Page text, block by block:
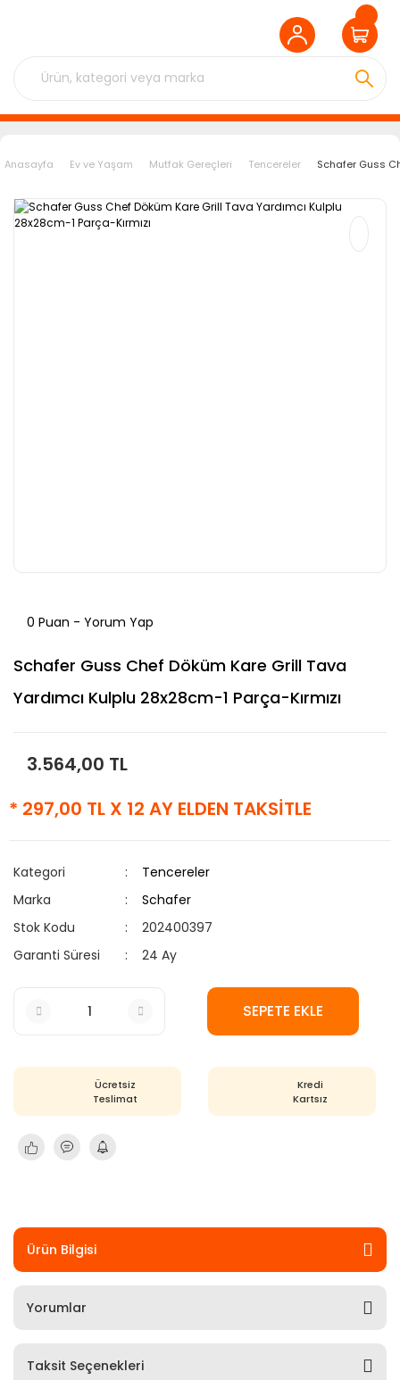
Anasayfa Ev ve Yaşam Mutfak Gereçleri Tencereler Schafer Guss
0 Puan - Yorum Yap
Schafer Guss Chef Döküm Kare Grill Tava
Yardımcı Kulplu 28x28cm-1 Parça-Kırmızı
3.564,00 TL
* 297,00 TL X 12 AY ELDEN TAKSİTLE
Kategori
Tencereler
Marka
Schafer
Stok Kodu
202400397
Garanti Süresi
24 Ay
SEPETE EKLE
Ücretsiz
Teslimat
Kredi
Kartsız
Ürün Bilgisi
Yorumlar
Taksit Seçenekleri